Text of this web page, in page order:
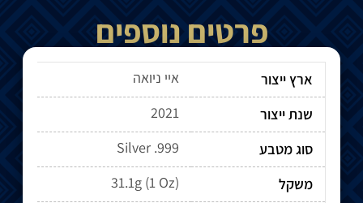
פרטים נוספים
ארץ ייצור
איי ניואה
שנת ייצור
2021
סוג מטבע
Silver .999
משקל
31.1g (1 Oz)